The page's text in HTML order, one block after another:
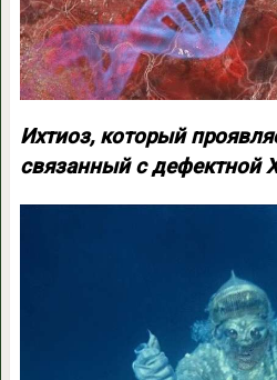
Ихтиоз, который
связанный с дефектной